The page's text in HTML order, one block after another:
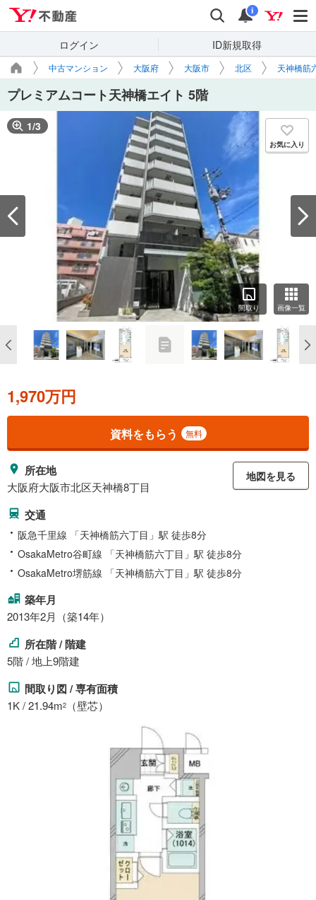
検索 通知
i
ログイン ID新規取得
中古マンション 大阪府 大阪市 北区 天神橋筋
プレミアムコート天神橋エイト 5階
1/3
お気に入り
間取り 画像一覧
1,970万円
資料をもらう 無料
所在地
大阪府大阪市北区天神橋8丁目
地図を見る
交通
阪急千里線 「天神橋筋六丁目」駅 徒歩8分
OsakaMetro谷町線 「天神橋筋六丁目」駅 徒歩8分
OsakaMetro堺筋線 「天神橋筋六丁目」駅 徒歩8分
築年月
2013年2月（築14年）
所在階 / 階建
5階 / 地上9階建
間取り図 / 専有面積
1K / 21.94m2 （壁芯）